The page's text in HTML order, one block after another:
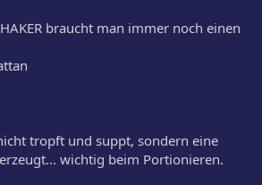
braucht man immer noch einen
tropft und suppt, sondern eine
wichtig beim Portionieren.